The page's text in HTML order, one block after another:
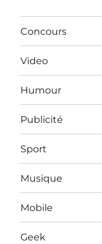
Concours
Video
Humour
Publicité
Sport
Musique
Mobile
Geek